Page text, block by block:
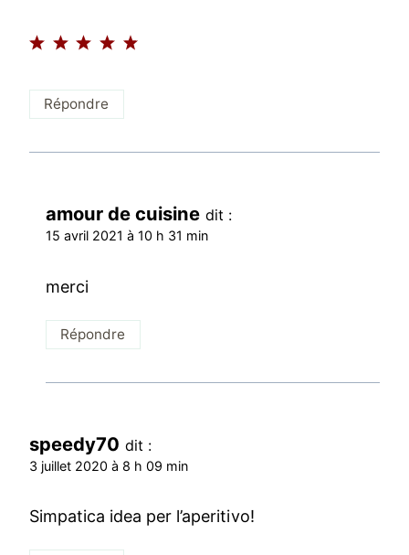
Répondre
amour de cuisine dit :
15 avril 2021 à 10 h 31 min
merci
Répondre
speedy70 dit :
3 juillet 2020 à 8 h 09 min
Simpatica idea per l’aperitivo!